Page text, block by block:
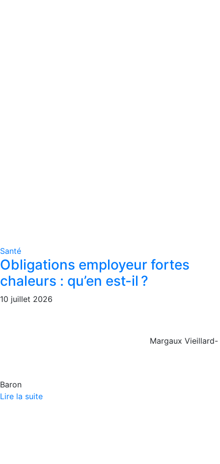
Santé
Obligations employeur fortes
chaleurs : qu’en est-il ?
10 juillet 2026
Margaux Vieillard-
Baron
Lire la suite